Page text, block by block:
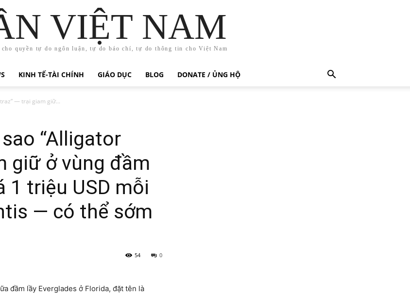
VIỆT NAM
quyền tự do ngôn luận, tự do báo chí, tự do thông tin cho Việt Nam
KINH TẾ-TÀI CHÍNH GIÁO DỤC BLOG DONATE / ỦNG HỘ
— trại giam giữ...
“Alligator
giữ ở vùng đầm
1 triệu USD mỗi
— có thể sớm
0
54
đầm lầy Everglades ở Florida, đặt tên là